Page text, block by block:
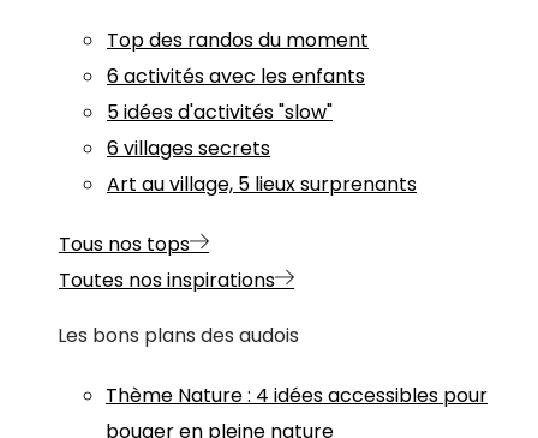
Top des randos du moment
6 activités avec les enfants
5 idées d'activités "slow"
6 villages secrets
Art au village, 5 lieux surprenants
Tous nos tops
Toutes nos inspirations
Les bons plans des audois
Thème Nature: 4 idées accessibles pour
bouger en pleine nature